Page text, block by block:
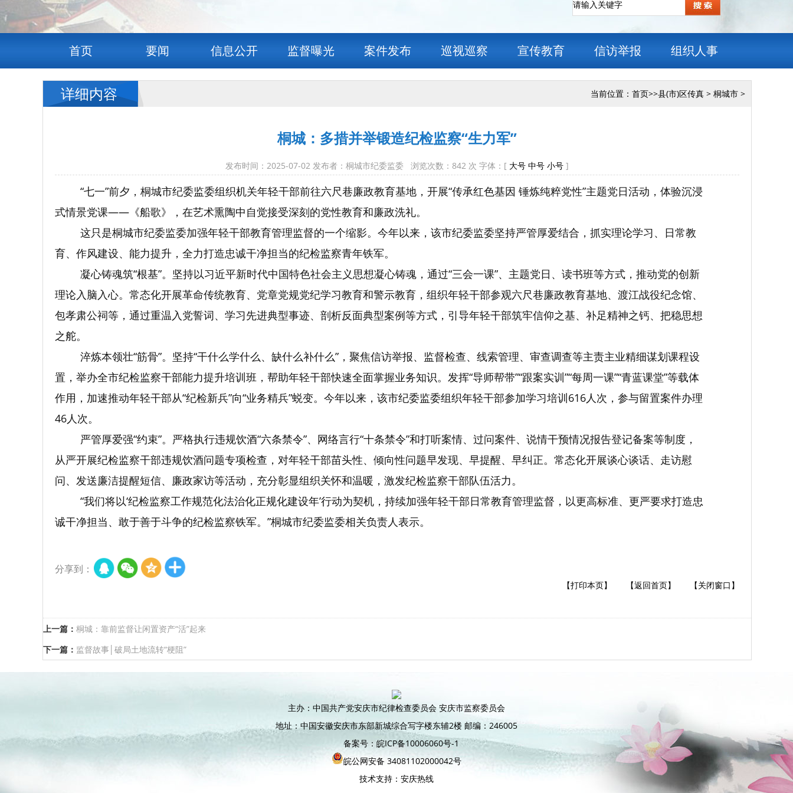
首页 要闻 信息公开 监督曝光 案件发布 巡视巡察 宣传教育 信访举报 组织人事
当前位置： 首页>>县(市)区传真 > 桐城市 >
详细内容
桐城：多措并举锻造纪检监察“生力军”
发布时间：2025-07-02 发布者：桐城市纪委监委 浏览次数： 842 次 字体：[ 大号 中号 小号 ]
“七一”前夕，桐城市纪委监委组织机关年轻干部前往六尺巷廉政教育基地，开展“传承红色基因 锤炼纯粹党性”主题党日活动，体验沉浸
式情景党课——《船歌》，在艺术熏陶中自觉接受深刻的党性教育和廉政洗礼。
这只是桐城市纪委监委加强年轻干部教育管理监督的一个缩影。今年以来，该市纪委监委坚持严管厚爱结合，抓实理论学习、日常教
育、作风建设、能力提升，全力打造忠诚干净担当的纪检监察青年铁军。
凝心铸魂筑“根基”。坚持以习近平新时代中国特色社会主义思想凝心铸魂，通过“三会一课”、主题党日、读书班等方式，推动党的创新
理论入脑入心。常态化开展革命传统教育、党章党规党纪学习教育和警示教育，组织年轻干部参观六尺巷廉政教育基地、渡江战役纪念馆、
包孝肃公祠等，通过重温入党誓词、学习先进典型事迹、剖析反面典型案例等方式，引导年轻干部筑牢信仰之基、补足精神之钙、把稳思想
之舵。
淬炼本领壮“筋骨”。坚持“干什么学什么、缺什么补什么”，聚焦信访举报、监督检查、线索管理、审查调查等主责主业精细谋划课程设
置，举办全市纪检监察干部能力提升培训班，帮助年轻干部快速全面掌握业务知识。发挥“导师帮带”“跟案实训”“每周一课”“青蓝课堂”等载体
作用，加速推动年轻干部从“纪检新兵”向“业务精兵”蜕变。今年以来，该市纪委监委组织年轻干部参加学习培训616人次，参与留置案件办理
46人次。
严管厚爱强“约束”。严格执行违规饮酒“六条禁令”、网络言行“十条禁令”和打听案情、过问案件、说情干预情况报告登记备案等制度，
从严开展纪检监察干部违规饮酒问题专项检查，对年轻干部苗头性、倾向性问题早发现、早提醒、早纠正。常态化开展谈心谈话、走访慰
问、发送廉洁提醒短信、廉政家访等活动，充分彰显组织关怀和温暖，激发纪检监察干部队伍活力。
“我们将以‘纪检监察工作规范化法治化正规化建设年’行动为契机，持续加强年轻干部日常教育管理监督，以更高标准、更严要求打造忠
诚干净担当、敢于善于斗争的纪检监察铁军。”桐城市纪委监委相关负责人表示。
分享到：
【打印本页】 【返回首页】 【关闭窗口】
上一篇： 桐城：靠前监督让闲置资产“活”起来
下一篇： 监督故事│破局土地流转“梗阻”
主办：中国共产党安庆市纪律检查委员会 安庆市监察委员会
地址：中国安徽安庆市东部新城综合写字楼东辅2楼 邮编：246005
备案号：皖ICP备10006060号-1
皖公网安备 34081102000042号
技术支持：安庆热线